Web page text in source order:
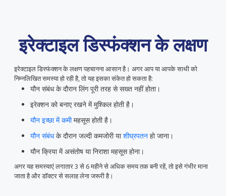
इरेक्टाइल डिस्फंक्शन के लक्षण
इरेक्टाइल डिस्फंक्शन के लक्षण पहचानना आसान है। अगर आप या आपके साथी को
निम्नलिखित समस्या हो रही है, तो यह इसका संकेत हो सकता है:
यौन संबंध के दौरान लिंग पूरी तरह से सख्त नहीं होता।
इरेक्शन को बनाए रखने में मुश्किल होती है।
यौन इच्छा में कमीमहसूस होती है।
यौन संबंधके दौरान जल्दी कमजोरी याशीघ्रपतन हो जाना।
यौन क्रिया में असंतोष या निराशा महसूस होना।
अगर यह समस्याएं लगातार 3 से 6 महीने से अधिक समय तक बनी रहें, तो इसे गंभीर माना
जाता है और डॉक्टर से सलाह लेना जरूरी है।